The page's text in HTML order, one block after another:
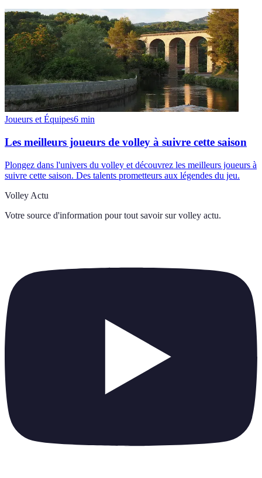
Joueurs et Équipes6 min
Les meilleurs joueurs de volley à suivre cette saison
Plongez dans l'univers du volley et découvrez les meilleurs joueurs à
suivre cette saison. Des talents prometteurs aux légendes du jeu.
Volley Actu
Votre source d'information pour tout savoir sur volley actu.